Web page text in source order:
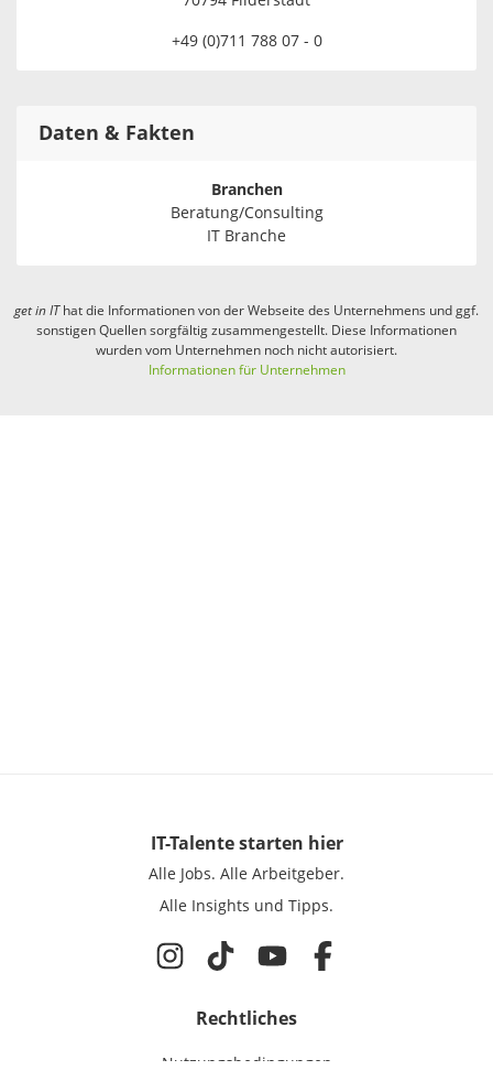
+49 (0)711 788 07 - 0
Daten & Fakten
Branchen
Beratung/Consulting
IT Branche
get in IThat die Informationen von der Webseite des Unternehmens und ggf.
sonstigen Quellen sorgfältig zusammengestellt. Diese Informationen
wurden vom Unternehmen noch nicht autorisiert.
Informationen für Unternehmen
IT-Talentestarten hier
Alle Jobs. Alle Arbeitgeber.
Alle Insights und Tipps.
Rechtliches
Nutzungsbedingungen